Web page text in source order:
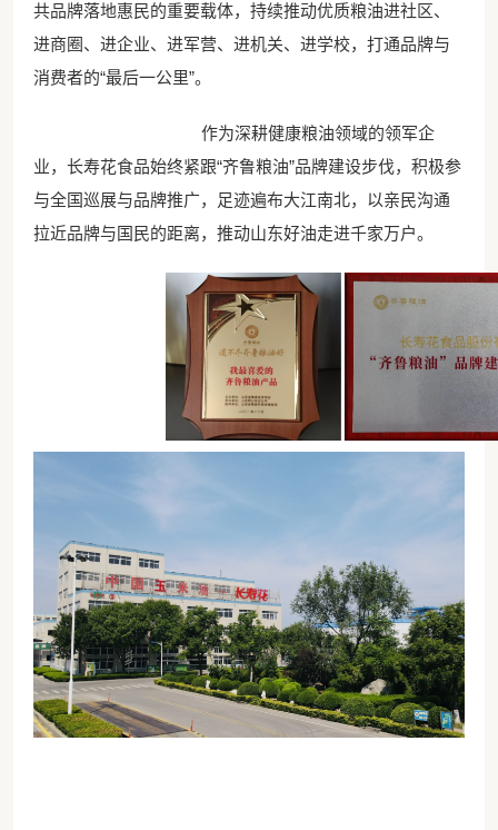
共品牌落地惠民的重要载体，持续推动优质粮油进社区、
进商圈、进企业、进军营、进机关、进学校，打通品牌与
消费者的“最后一公里”。
作为深耕健康粮油领域的领军企
业，长寿花食品始终紧跟“齐鲁粮油”品牌建设步伐，积极参
与全国巡展与品牌推广，足迹遍布大江南北，以亲民沟通
拉近品牌与国民的距离，推动山东好油走进千家万户。